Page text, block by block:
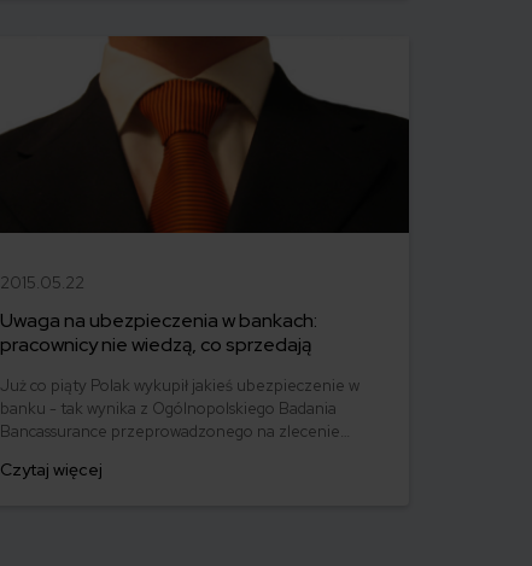
budowlanej, informatycznej oraz OC zawodowe
2015.05.22
Uwaga na ubezpieczenia w bankach:
pracownicy nie wiedzą, co sprzedają
Już co piąty Polak wykupił jakieś ubezpieczenie w
banku - tak wynika z Ogólnopolskiego Badania
Bancassurance przeprowadzonego na zlecenie
ubezpieczeniowej pracowników banków jest daleki
Czytaj więcej